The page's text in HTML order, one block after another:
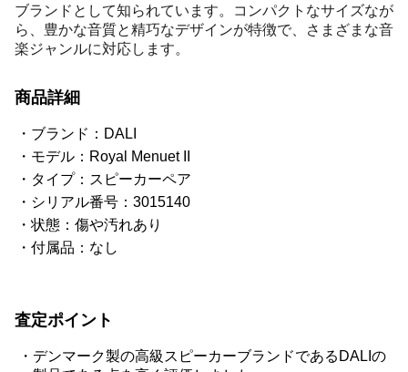
ブランドとして知られています。コンパクトなサイズなが
ら、豊かな音質と精巧なデザインが特徴で、さまざまな音
楽ジャンルに対応します。
商品詳細
ブランド：DALI
モデル：Royal Menuet II
タイプ：スピーカーペア
シリアル番号：3015140
状態：傷や汚れあり
付属品：なし
査定ポイント
デンマーク製の高級スピーカーブランドであるDALIの